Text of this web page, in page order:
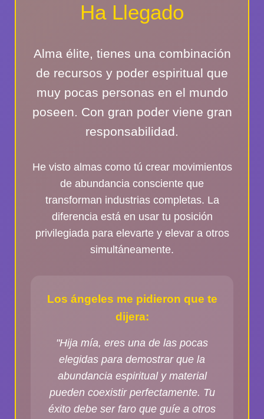
Ha Llegado
Alma élite, tienes una combinación
de recursos y poder espiritual que
muy pocas personas en el mundo
poseen. Con gran poder viene gran
responsabilidad.
He visto almas como tú crear movimientos
de abundancia consciente que
transforman industrias completas. La
diferencia está en usar tu posición
privilegiada para elevarte y elevar a otros
simultáneamente.
Los ángeles me pidieron que te
dijera:
"Hija mía, eres una de las pocas
elegidas para demostrar que la
abundancia espiritual y material
pueden coexistir perfectamente. Tu
éxito debe ser faro que guíe a otros